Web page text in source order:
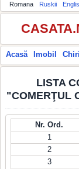
Romana Ruskii
Acasă Imobil
LISTA
"COMERŢUL
Nr. Ord.
1
2
3